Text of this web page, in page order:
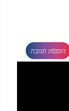
הוספת תגובה